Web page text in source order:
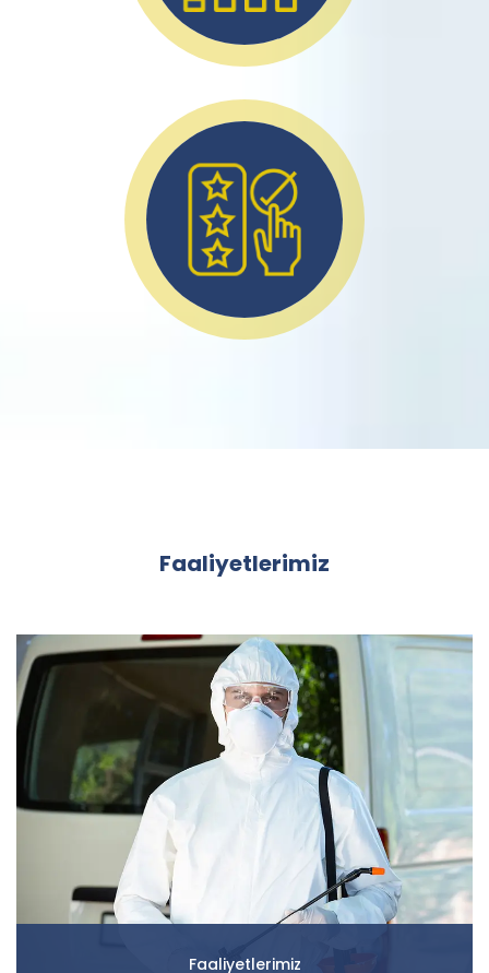
Faaliyetlerimiz
Faaliyetlerimiz